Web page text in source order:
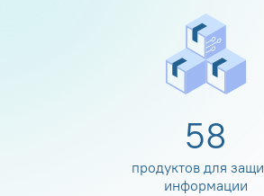
60
продуктов для
информации